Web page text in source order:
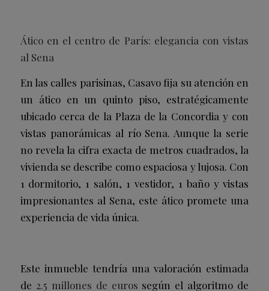
Ático en el centro de París: elegancia con vistas
al Sena
En las calles parisinas, Casavo fija su atención en
un ático en un quinto piso, estratégicamente
ubicado cerca de la Plaza de la Concordia y con
vistas panorámicas al río Sena. Aunque la serie
no revela la cifra exacta de metros cuadrados, la
vivienda se describe como espaciosa y lujosa. Con
1 dormitorio, 1 salón, 1 vestidor, 1 baño y vistas
impresionantes al Sena, este ático promete una
experiencia de vida única.
Este inmueble tendría una valoración estimada
de 2.5 millones de euros según el algoritmo de